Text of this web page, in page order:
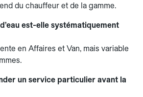
du chauffeur et de la gamme.
est-elle systématiquement
en Affaires et Van, mais variable
un service particulier avant la